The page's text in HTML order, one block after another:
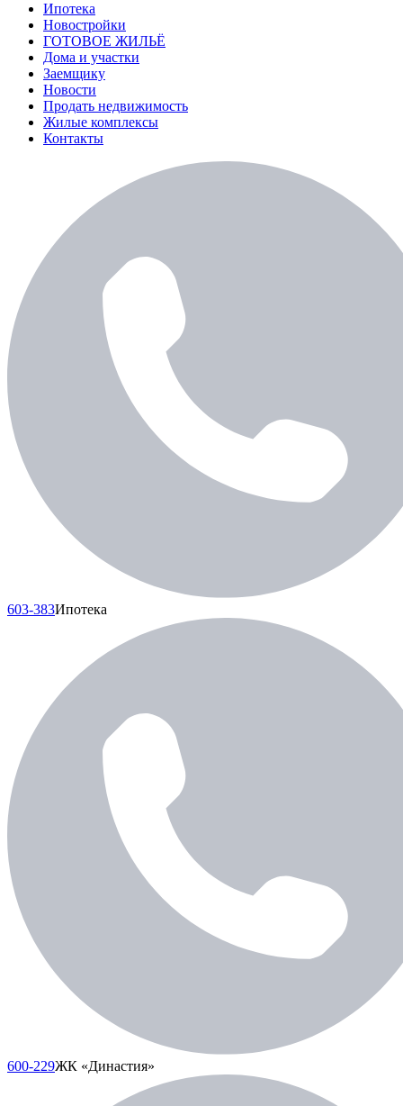
Ипотека
Новостройки
ГОТОВОЕ ЖИЛЬЁ
Дома и участки
Заемщику
Новости
Продать недвижимость
Жилые комплексы
Контакты
603-383Ипотека
600-229ЖК «Династия»